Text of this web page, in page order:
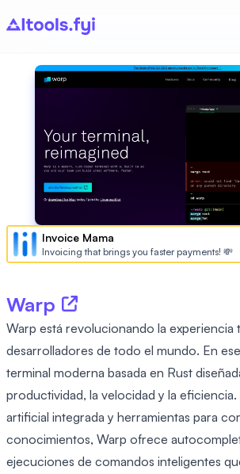
Invoice Mama
Invoicing that brings you faster payments! 💸
Warp
Warp está revolucionando la experiencia
desarrolladores de todo el mundo. En
terminal moderna basada en Rust
productividad, la velocidad y la
artificial integrada y herramientas para
conocimientos, Warp ofrece
ejecuciones de comandos inteligentes